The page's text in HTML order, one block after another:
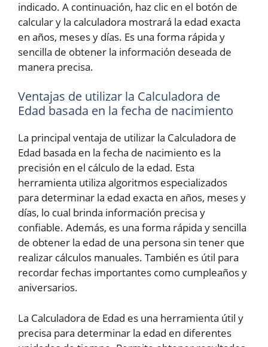
indicado. A continuación, haz clic en el botón de
calcular y la calculadora mostrará la edad exacta
en años, meses y días. Es una forma rápida y
sencilla de obtener la información deseada de
manera precisa.
Ventajas de utilizar la Calculadora de
Edad basada en la fecha de nacimiento
La principal ventaja de utilizar la Calculadora de
Edad basada en la fecha de nacimiento es la
precisión en el cálculo de la edad. Esta
herramienta utiliza algoritmos especializados
para determinar la edad exacta en años, meses y
días, lo cual brinda información precisa y
confiable. Además, es una forma rápida y sencilla
de obtener la edad de una persona sin tener que
realizar cálculos manuales. También es útil para
recordar fechas importantes como cumpleaños y
aniversarios.
La Calculadora de Edad es una herramienta útil y
precisa para determinar la edad en diferentes